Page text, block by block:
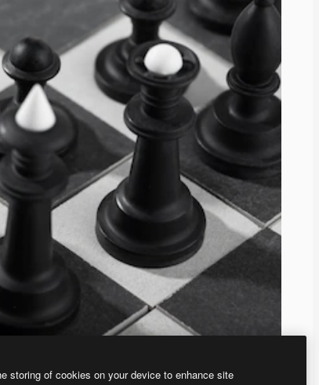
storing of cookies on your device to enhance site